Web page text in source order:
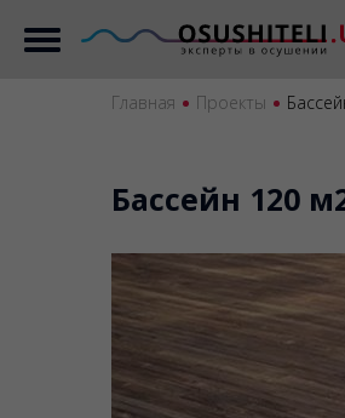
Главная Проекты
Бассейн 120